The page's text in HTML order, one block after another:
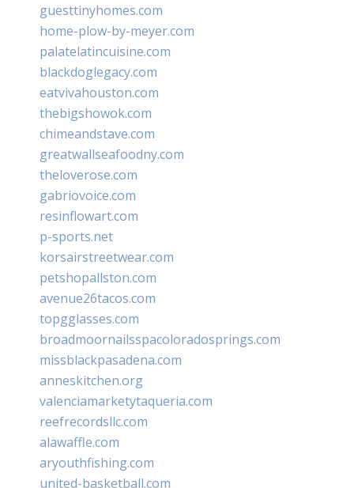
guesttinyhomes.com
home-plow-by-meyer.com
palatelatincuisine.com
blackdoglegacy.com
eatvivahouston.com
thebigshowok.com
chimeandstave.com
greatwallseafoodny.com
theloverose.com
gabriovoice.com
resinflowart.com
p-sports.net
korsairstreetwear.com
petshopallston.com
avenue26tacos.com
topgglasses.com
broadmoornailsspacoloradosprings.com
missblackpasadena.com
anneskitchen.org
valenciamarketytaqueria.com
reefrecordsllc.com
alawaffle.com
aryouthfishing.com
united-basketball.com